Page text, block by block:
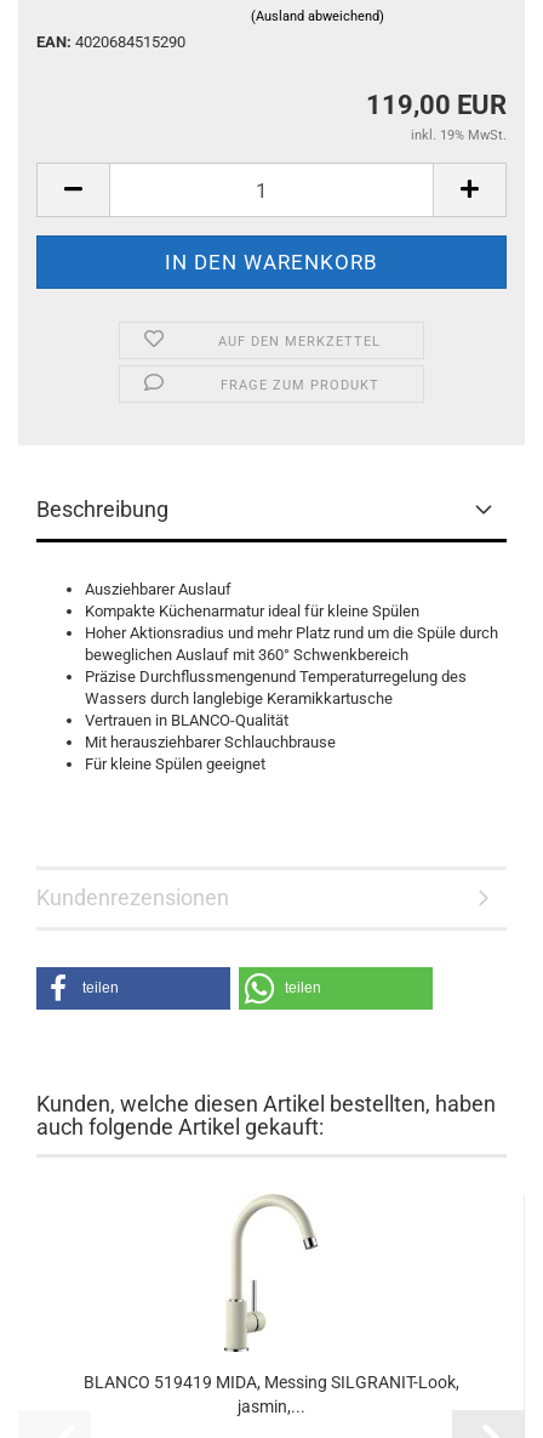
(Ausland abweichend)
EAN: 4020684515290
119,00 EUR
inkl. 19% MwSt.
AUF DEN MERKZETTEL
FRAGE ZUM PRODUKT
Beschreibung
Ausziehbarer Auslauf
Kompakte Küchenarmatur ideal für kleine Spülen
Hoher Aktionsradius und mehr Platz rund um die Spüle durch
beweglichen Auslauf mit 360° Schwenkbereich
Präzise Durchflussmengenund Temperaturregelung des
Wassers durch langlebige Keramikkartusche
Vertrauen in BLANCO-Qualität
Mit herausziehbarer Schlauchbrause
Für kleine Spülen geeignet
Kundenrezensionen
teilen teilen
Kunden, welche diesen Artikel bestellten, haben
auch folgende Artikel gekauft:
BLANCO 519419 MIDA, Messing SILGRANIT-Look,
jasmin,...